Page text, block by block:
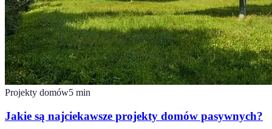
Projekty domów5 min
Jakie są najciekawsze projekty domów pasywnych?